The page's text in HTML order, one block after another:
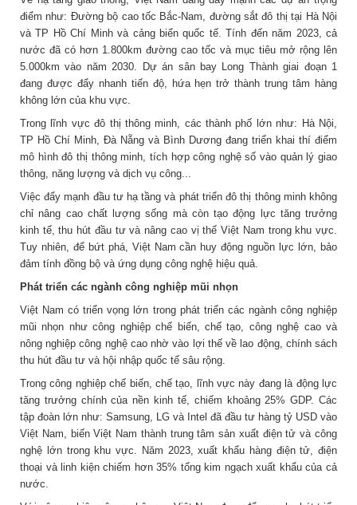
điểm như: Đường bộ cao tốc Bắc-Nam, đường sắt đô thị tại Hà Nội
và TP Hồ Chí Minh và cảng biển quốc tế. Tính đến năm 2023, cả
nước đã có hơn 1.800km đường cao tốc và mục tiêu mở rộng lên
5.000km vào năm 2030. Dự án sân bay Long Thành giai đoạn 1
đang được đẩy nhanh tiến độ, hứa hẹn trở thành trung tâm hàng
không lớn của khu vực.
Trong lĩnh vực đô thị thông minh, các thành phố lớn như: Hà Nội,
TP Hồ Chí Minh, Đà Nẵng và Bình Dương đang triển khai thí điểm
mô hình đô thị thông minh, tích hợp công nghệ số vào quản lý giao
thông, năng lượng và dịch vụ công...
Việc đẩy mạnh đầu tư hạ tầng và phát triển đô thị thông minh không
chỉ nâng cao chất lượng sống mà còn tạo động lực tăng trưởng
kinh tế, thu hút đầu tư và nâng cao vị thế Việt Nam trong khu vực.
Tuy nhiên, để bứt phá, Việt Nam cần huy động nguồn lực lớn, bảo
đảm tính đồng bộ và ứng dụng công nghệ hiệu quả.
Phát triển các ngành công nghiệp mũi nhọn
Việt Nam có triển vọng lớn trong phát triển các ngành công nghiệp
mũi nhọn như công nghiệp chế biến, chế tạo, công nghệ cao và
nông nghiệp công nghệ cao nhờ vào lợi thế về lao động, chính sách
thu hút đầu tư và hội nhập quốc tế sâu rộng.
Trong công nghiệp chế biến, chế tạo, lĩnh vực này đang là động lực
tăng trưởng chính của nền kinh tế, chiếm khoảng 25% GDP. Các
tập đoàn lớn như: Samsung, LG và Intel đã đầu tư hàng tỷ USD vào
Việt Nam, biến Việt Nam thành trung tâm sản xuất điện tử và công
nghệ lớn trong khu vực. Năm 2023, xuất khẩu hàng điện tử, điện
thoại và linh kiện chiếm hơn 35% tổng kim ngạch xuất khẩu của cả
nước.